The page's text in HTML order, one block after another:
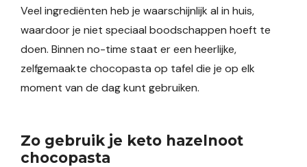
Veel ingrediënten heb je waarschijnlijk al in huis,
waardoor je niet speciaal boodschappen hoeft te
doen. Binnen no-time staat er een heerlijke,
zelfgemaakte chocopasta op tafel die je op elk
moment van de dag kunt gebruiken.
Zo gebruik je keto hazelnoot
chocopasta